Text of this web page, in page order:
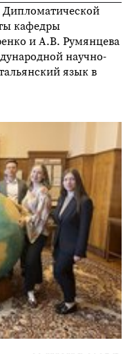
Дипломатической
кафедры
и А.В. Румянцева
научно-
язык в